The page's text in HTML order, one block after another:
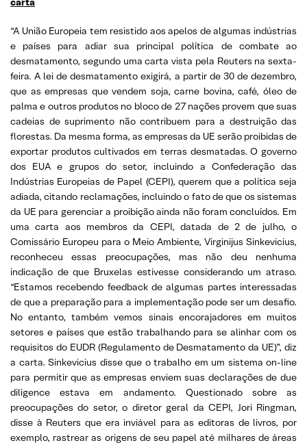
“A União Europeia tem resistido aos apelos de algumas indústrias
e países para adiar sua principal política de combate ao
desmatamento, segundo uma carta vista pela Reuters na sexta-
feira. A lei de desmatamento exigirá, a partir de 30 de dezembro,
que as empresas que vendem soja, carne bovina, café, óleo de
palma e outros produtos no bloco de 27 nações provem que suas
cadeias de suprimento não contribuem para a destruição das
florestas. Da mesma forma, as empresas da UE serão proibidas de
exportar produtos cultivados em terras desmatadas. O governo
dos EUA e grupos do setor, incluindo a Confederação das
Indústrias Europeias de Papel (CEPI), querem que a política seja
adiada, citando reclamações, incluindo o fato de que os sistemas
da UE para gerenciar a proibição ainda não foram concluídos. Em
uma carta aos membros da CEPI, datada de 2 de julho, o
Comissário Europeu para o Meio Ambiente, Virginijus Sinkevicius,
reconheceu essas preocupações, mas não deu nenhuma
indicação de que Bruxelas estivesse considerando um atraso.
“Estamos recebendo feedback de algumas partes interessadas
de que a preparação para a implementação pode ser um desafio.
No entanto, também vemos sinais encorajadores em muitos
setores e países que estão trabalhando para se alinhar com os
requisitos do EUDR (Regulamento de Desmatamento da UE)”, diz
a carta. Sinkevicius disse que o trabalho em um sistema on-line
para permitir que as empresas enviem suas declarações de due
diligence estava em andamento. Questionado sobre as
preocupações do setor, o diretor geral da CEPI, Jori Ringman,
disse à Reuters que era inviável para as editoras de livros, por
exemplo, rastrear as origens de seu papel até milhares de áreas